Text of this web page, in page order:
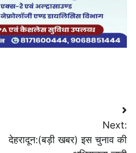
Next:
देहरादून:(बड़ी खबर) इस चुनाव की